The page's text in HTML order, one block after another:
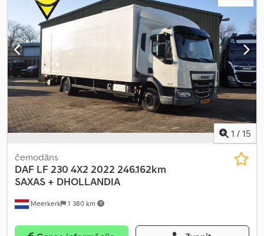
, krautuves garums:7 250 mm, iekraušanas vietas platums:
2 480 mm, iekraušanas telpas augstums: 2 320 mm , Ražošanas
gads:2023 paceļamais aizmugurējais borts
1 / 15
Meerkerk 1 380 km
čemodāns
DAF LF 230 4X2 2022 246.162km
SAXAS + DHOLLANDIA